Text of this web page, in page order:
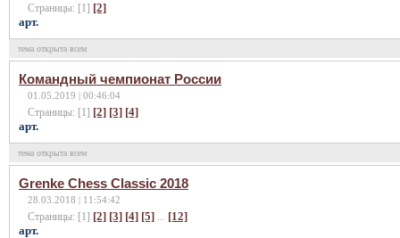
Страницы: [1] [2]
арт.
тема открыта всем
Командный чемпионат России
01.05.2019 | 00:46:04
Страницы: [1] [2] [3] [4]
арт.
тема открыта всем
Grenke Chess Classic 2018
28.03.2018 | 11:54:42
Страницы: [1] [2] [3] [4] [5] ... [12]
арт.